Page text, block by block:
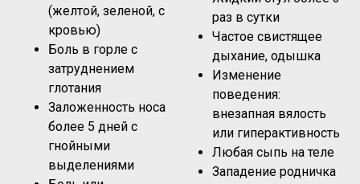
(желтой, зеленой, с
кровью)
Боль в горле с
затруднением
глотания
Заложенность носа
более 5 дней с
гнойными
выделениями
раз в сутки
Частое свистящее
дыхание, одышка
Изменение
поведения:
внезапная вялость
или гиперактивность
Любая сыпь на теле
Западение родничка